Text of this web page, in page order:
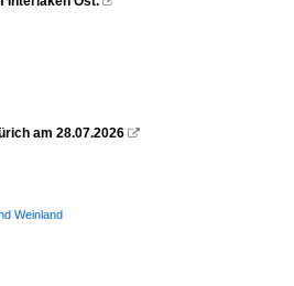
am 28.07.2026 
Weinland